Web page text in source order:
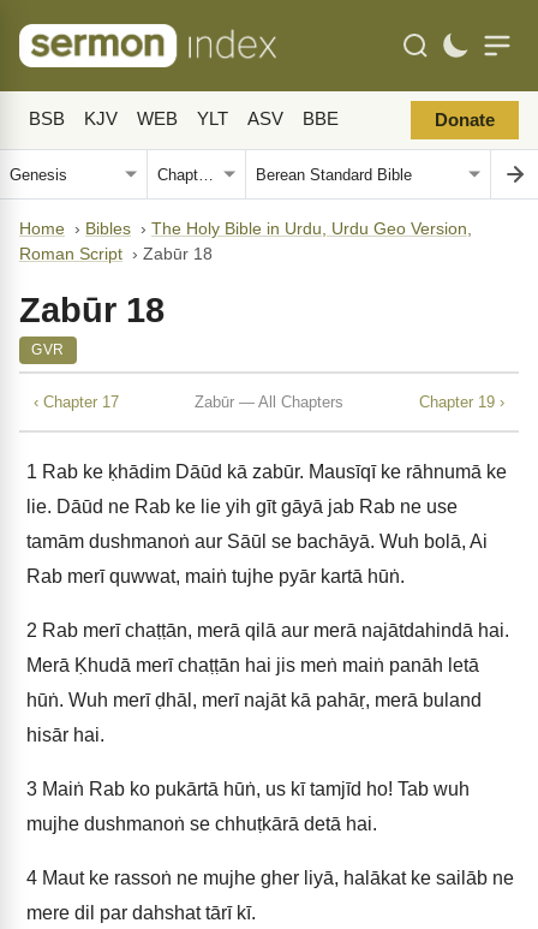
BSB KJV WEB YLT ASV BBE Donate
Home › Bibles › The Holy Bible in Urdu, Urdu Geo Version,
Roman Script › Zabūr 18
Zabūr 18
GVR
‹ Chapter 17 Zabūr — All Chapters Chapter 19 ›
1 Rab ke ḳhādim Dāūd kā zabūr. Mausīqī ke rāhnumā ke
lie. Dāūd ne Rab ke lie yih gīt gāyā jab Rab ne use
tamām dushmanoṅ aur Sāūl se bachāyā. Wuh bolā, Ai
Rab merī quwwat, maiṅ tujhe pyār kartā hūṅ.
2 Rab merī chaṭṭān, merā qilā aur merā najātdahindā hai.
Merā Ḳhudā merī chaṭṭān hai jis meṅ maiṅ panāh letā
hūṅ. Wuh merī ḍhāl, merī najāt kā pahāṛ, merā buland
hisār hai.
3 Maiṅ Rab ko pukārtā hūṅ, us kī tamjīd ho! Tab wuh
mujhe dushmanoṅ se chhuṭkārā detā hai.
4 Maut ke rassoṅ ne mujhe gher liyā, halākat ke sailāb ne
mere dil par dahshat tārī kī.